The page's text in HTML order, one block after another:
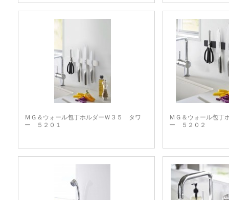
ＭＧ＆ウォール包丁ホルダーＷ３５ タワ
ー ５２０１
ＭＧ＆ウォール包
ー ５２０２